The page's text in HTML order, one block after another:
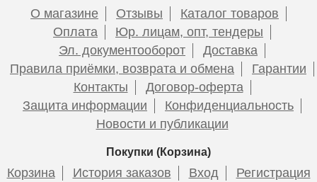
О магазине Отзывы
Каталог товаров
Оплата
Юр. лицам, опт, тендеры
Эл. документооборот
Доставка
Правила приёмки, возврата и обмена
Гарантии
Контакты
Договор-оферта
Защита информации
Конфиденциальность
Новости и публикации
Покупки (Корзина)
Корзина История заказов Вход Регистрация